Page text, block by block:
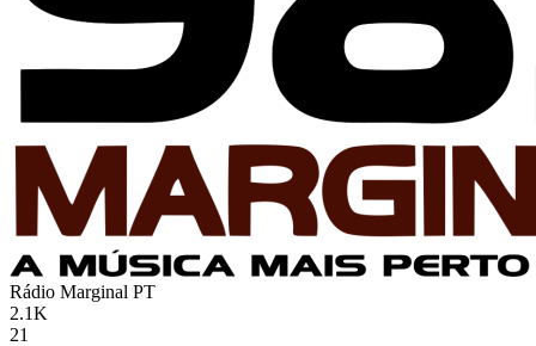
Rádio Marginal PT
2.1K
21